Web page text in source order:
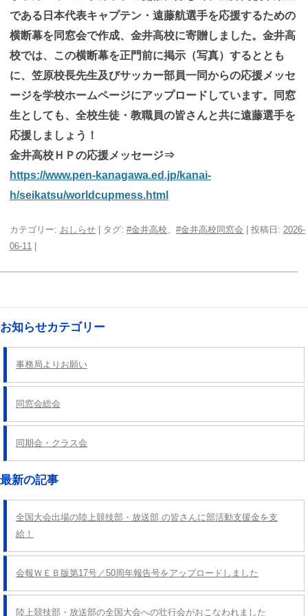
である日本代表キャプテン・遠藤航選手を応援するための
横断幕を同窓会で作成、金井高校に寄贈しました。金井高
校では、この横断幕を正門前に掲示（写真）するととも
に、笠原校長先生及びサッカー部員一同からの応援メッセ
ージを学校ホームページにアップロードしています。同窓
生としても、全校生徒・教職員の皆さんと共に遠藤選手を
応援しましょう！
金井高校ＨＰの応援メッセージ⇒
https://www.pen-kanagawa.ed.jp/kanai-
h/seikatsu/worldcupmess.html
カテゴリー: おしらせ | タグ: #金井高校 #金井高校同窓会 | 投稿日: 2026-
06-11
ナ
ゲ
お知らせカテゴリー
事務局よりお願い
同窓会総会
同期会・クラス会
最新の記事
全国大会出場の陸上競技部・放送部 の皆さんに部活動支援金を支
給！
会報ＷＥＢ版第17号／50周年報告号をアップロードしました
陸上競技部・放送部の全国大会への壮行会がおこなわれました